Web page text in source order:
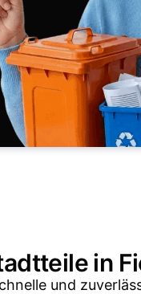
in
und